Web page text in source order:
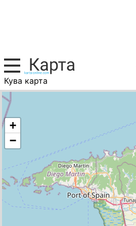
Кува карта
Тринидад и Тобаго, список
+
−